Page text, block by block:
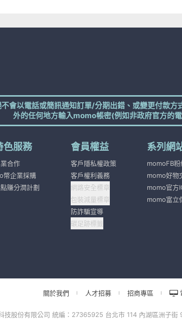
會以電話或簡訊通知訂單/分期出錯、或變更付款
外的任何地方輸入momo帳密(例如非政府官方的
色服務
合作
幣企業採購
賺分潤計劃
會員權益
客戶隱私權政策
客戶權利義務
網路安全標章
包裝減量標章
防詐騙宣導
碳足跡標籤
系列網
momoFB粉
momo好物
momo官方
momo富立
關於我們 人才招募 招商專區
技股份有限公司 統編：27365925 台北市 114 內湖區洲子